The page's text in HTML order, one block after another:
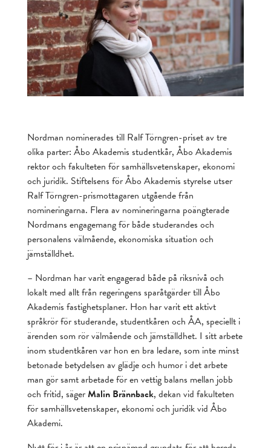
Nordman nominerades till Ralf Törngren-priset av tre
olika parter: Åbo Akademis studentkår, Åbo Akademis
rektor och fakulteten för samhällsvetenskaper, ekonomi
och juridik. Stiftelsens för Åbo Akademis styrelse utser
Ralf Törngren-prismottagaren utgående från
nomineringarna. Flera av nomineringarna poängterade
Nordmans engagemang för både studerandes och
personalens välmående, ekonomiska situation och
jämställdhet.
– Nordman har varit engagerad både på riksnivå och
lokalt med allt från regeringens sparåtgärder till Åbo
Akademis fastighetsplaner. Hon har varit ett aktivt
språkrör för studerande, studentkåren och ÅA, speciellt i
ärenden som rör välmående och jämställdhet. I sitt arbete
inom studentkåren var hon en bra ledare, som inte minst
betonade betydelsen av glädje och humor i det arbete
man gör samt arbetade för en vettig balans mellan jobb
och fritid, sägerMalin Brännback, dekan vid fakulteten
för samhällsvetenskaper, ekonomi och juridik vid Åbo
Akademi.